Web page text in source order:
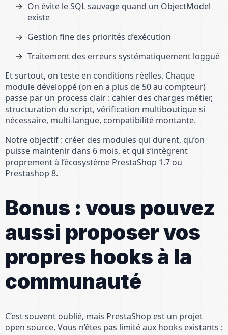
On évite le SQL sauvage quand un ObjectModel
existe
Gestion fine des priorités d’exécution
Traitement des erreurs systématiquement loggué
Et surtout, on teste en conditions réelles. Chaque
module développé (on en a plus de 50 au compteur)
passe par un process clair : cahier des charges métier,
structuration du script, vérification multiboutique si
nécessaire, multi-langue, compatibilité montante.
Notre objectif : créer des modules qui durent, qu’on
puisse maintenir dans 6 mois, et qui s’intègrent
proprement à l’écosystème PrestaShop 1.7 ou
Prestashop 8.
Bonus : vous pouvez
aussi proposer vos
propres hooks à la
communauté
C’est souvent oublié, mais PrestaShop est un projet
open source. Vous n’êtes pas limité aux hooks existants :